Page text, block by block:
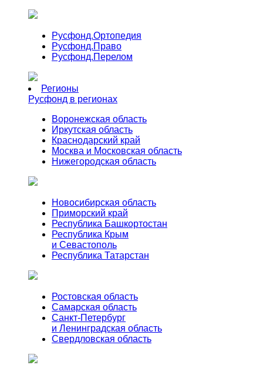
Русфонд.Ортопедия
Русфонд.Право
Русфонд.Перелом
Регионы
Русфонд в регионах
Воронежская область
Иркутская область
Краснодарский край
Москва и Московская область
Нижегородская область
Новосибирская область
Приморский край
Республика Башкортостан
Республика Крым
и Севастополь
Республика Татарстан
Ростовская область
Самарская область
Санкт-Петербург
и Ленинградская область
Свердловская область